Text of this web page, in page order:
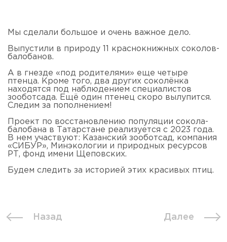
Мы сделали большое и очень важное дело.
Выпустили в природу 11 краснокнижных соколов-
балобанов.
А в гнезде «под родителями» еще четыре
птенца. Кроме того, два других соколёнка
находятся под наблюдением специалистов
зооботсада. Ещё один птенец скоро вылупится.
Следим за пополнением!
Проект по восстановлению популяции сокола-
балобана в Татарстане реализуется с 2023 года.
В нем участвуют: Казанский зооботсад, компания
«СИБУР», Минэкологии и природных ресурсов
РТ, фонд имени Щеповских.
Будем следить за историей этих красивых птиц.
Назад Далее